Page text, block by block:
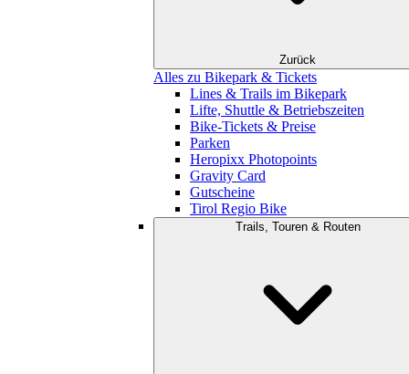
Zurück
Alles zu Bikepark & Tickets
Lines & Trails im Bikepark
Lifte, Shuttle & Betriebszeiten
Bike-Tickets & Preise
Parken
Heropixx Photopoints
Gravity Card
Gutscheine
Tirol Regio Bike
Trails, Touren & Routen